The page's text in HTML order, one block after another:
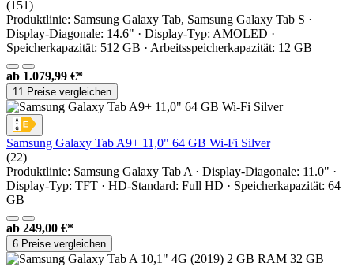
(151)
Produktlinie: Samsung Galaxy Tab, Samsung Galaxy Tab S ·
Display-Diagonale: 14.6" · Display-Typ: AMOLED ·
Speicherkapazität: 512 GB · Arbeitsspeicherkapazität: 12 GB
ab 1.079,99 €*
11 Preise vergleichen
Samsung Galaxy Tab A9+ 11,0" 64 GB Wi-Fi Silver
(22)
Produktlinie: Samsung Galaxy Tab A · Display-Diagonale: 11.0" ·
Display-Typ: TFT · HD-Standard: Full HD · Speicherkapazität: 64
GB
ab 249,00 €*
6 Preise vergleichen